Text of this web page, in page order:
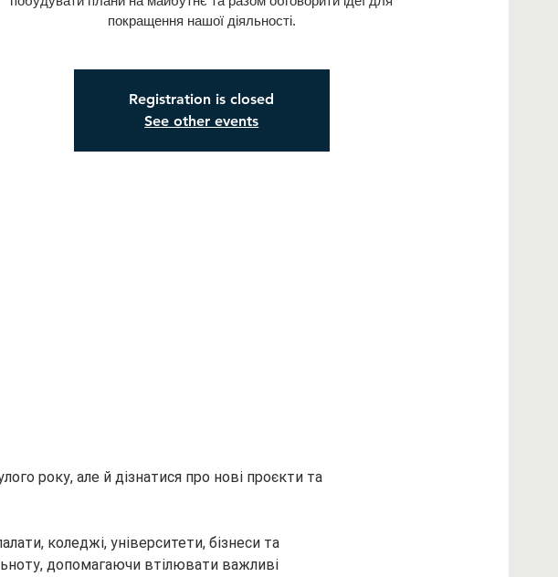
покращення нашої діяльності.
Registration is closed
See other events
року, але й дізнатися про нові проєкти та
коледжі, університети, бізнеси та
допомагаючи втілювати важливі